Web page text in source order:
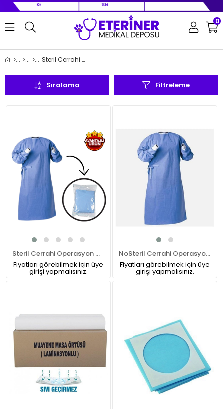
0
Steril Cerrahi Önlükler ve Serviyet Örtüleri
Filtreleme
Sıralama
Steril Cerrahi Operasyon Önlüğü (Tek Kullanımlık)
Fiyatları görebilmek için üye
girişi yapmalısınız.
NoSteril Cerrahi Operasyon Önlüğü
Fiyatları görebilmek için üye
girişi yapmalısınız.